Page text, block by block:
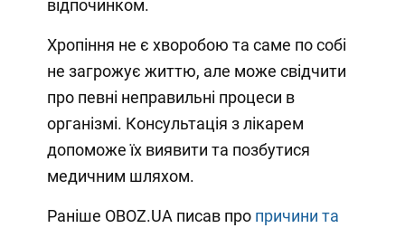
відпочинком.
Хропіння не є хворобою та саме по собі
не загрожує життю, але може свідчити
про певні неправильні процеси в
організмі. Консультація з лікарем
допоможе їх виявити та позбутися
медичним шляхом.
Раніше OBOZ.UA писав про причини та